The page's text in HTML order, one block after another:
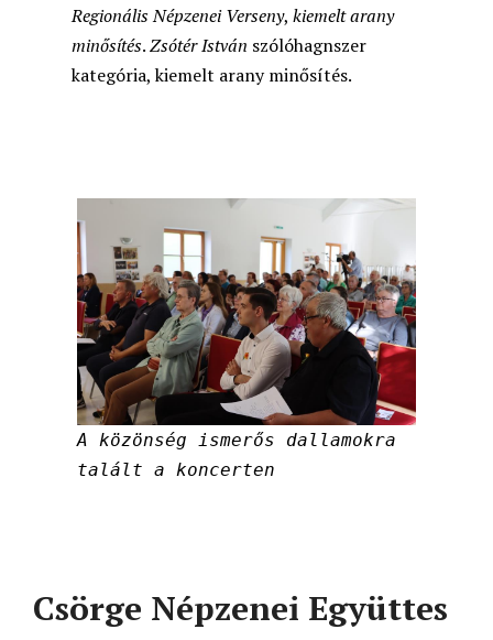
Regionális Népzenei Verseny, kiemelt arany
minősítés.Zsótér István szólóhagnszer
kategória, kiemelt arany minősítés.
A közönség ismerős dallamokra
talált a koncerten
Csörge Népzenei Együttes